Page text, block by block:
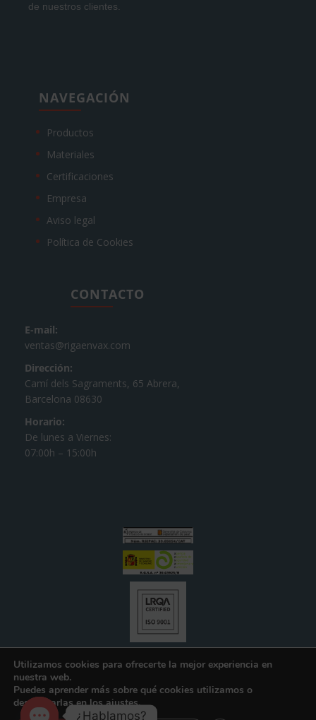
de nuestros clientes.
NAVEGACIÓN
Productos
Materiales
Certificaciones
Empresa
Aviso legal
Política de Cookies
CONTACTO
E-mail:
ventas@rigaenvax.com
Dirección:
Camí dels Sagraments, 65 Abrera,
Barcelona 08630
Horario:
De lunes a Viernes:
07:00h – 15:00h
Utilizamos cookies para ofrecerte la mejor experiencia en
nuestra web.
Puedes aprender más sobre qué cookies utilizamos o
desactivarlas en losajustes.
¿Hablamos?